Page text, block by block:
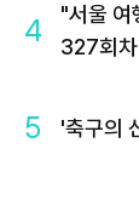
4
"서울 여
327회
5 '축구의